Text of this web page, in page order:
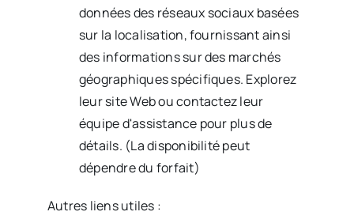
données des réseaux sociaux basées
sur la localisation, fournissant ainsi
des informations sur des marchés
géographiques spécifiques. Explorez
leur site Web ou contactez leur
équipe d'assistance pour plus de
détails. (La disponibilité peut
dépendre du forfait)
Autres liens utiles :